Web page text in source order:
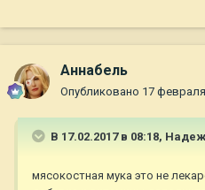
Aннaбель
Опубликовано 17
В 17.02.2017 в 08:18,
мясокостная мука это не